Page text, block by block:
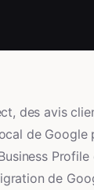
des avis
de Google
Profile
de